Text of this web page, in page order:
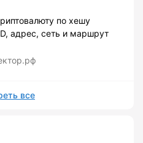
по хешу
адрес, сеть и маршрут
все